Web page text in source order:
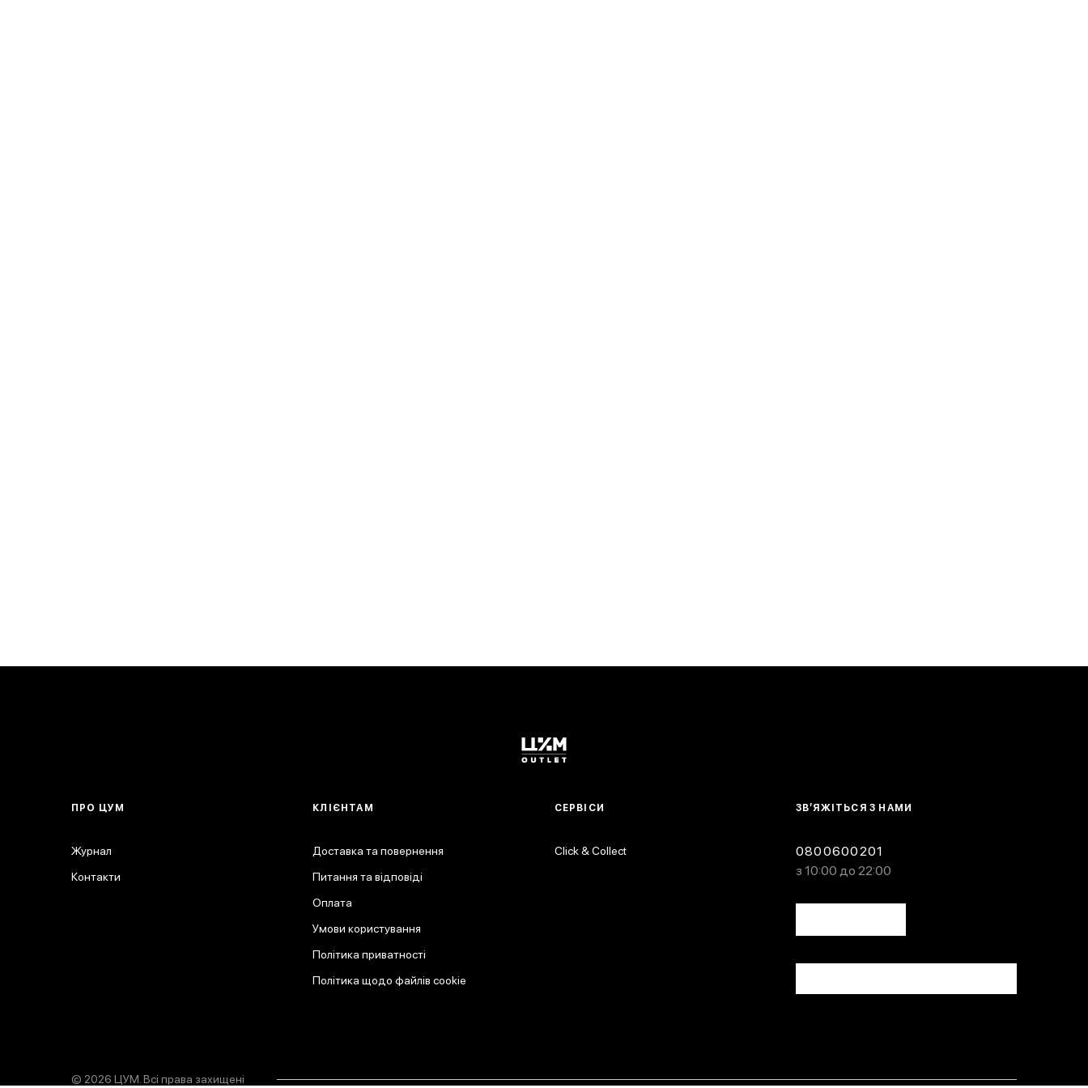
ЗВ’ЯЖІТЬСЯ З НАМИ
0800600201
з 10:00 до 22:00
ПРО ЦУМ
Журнал
Контакти
КЛІЄНТАМ
Доставка та повернення
Питання та відповіді
Оплата
Умови користування
Політика приватності
Політика щодо файлів cookie
СЕРВІСИ
Click & Collect
© 2026 ЦУМ. Всі права захищені